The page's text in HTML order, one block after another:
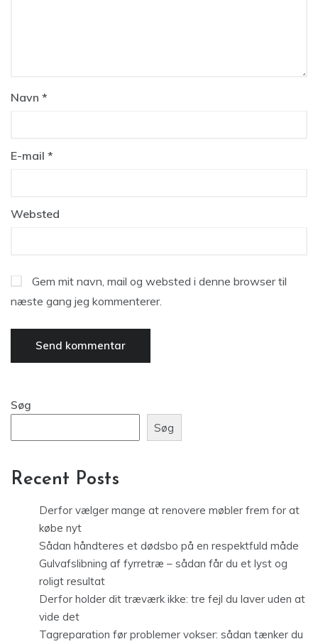
Navn *
E-mail *
Websted
Gem mit navn, mail og websted i denne browser til
næste gang jeg kommenterer.
Søg
Søg
Recent Posts
Derfor vælger mange at renovere møbler frem for at
købe nyt
Sådan håndteres et dødsbo på en respektfuld måde
Gulvafslibning af fyrretræ – sådan får du et lyst og
roligt resultat
Derfor holder dit træværk ikke: tre fejl du laver uden at
vide det
Tagreparation før problemer vokser: sådan tænker du